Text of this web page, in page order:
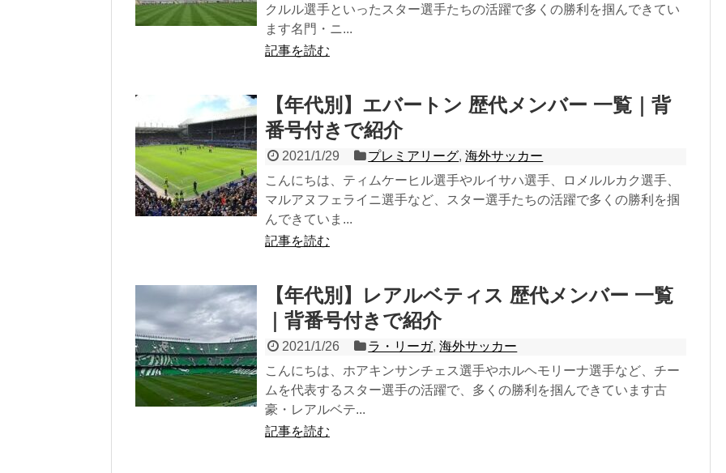
クルル選手といったスター選手たちの活躍で多くの勝利を掴んできてい
ます名門・ニ...
記事を読む
【年代別】エバートン 歴代メンバー 一覧｜背
番号付きで紹介
2021/1/29 プレミアリーグ,海外サッカー
こんにちは、ティムケーヒル選手やルイサハ選手、ロメルルカク選手、
マルアヌフェライニ選手など、スター選手たちの活躍で多くの勝利を掴
んできていま...
記事を読む
【年代別】レアルベティス 歴代メンバー 一覧
｜背番号付きで紹介
2021/1/26 ラ・リーガ,海外サッカー
こんにちは、ホアキンサンチェス選手やホルヘモリーナ選手など、チー
ムを代表するスター選手の活躍で、多くの勝利を掴んできています古
豪・レアルベテ...
記事を読む